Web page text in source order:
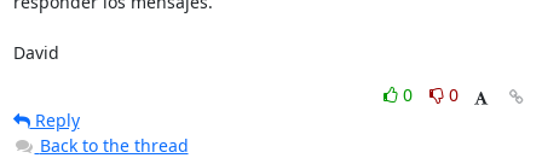
David
0
0
Reply
Back to the thread